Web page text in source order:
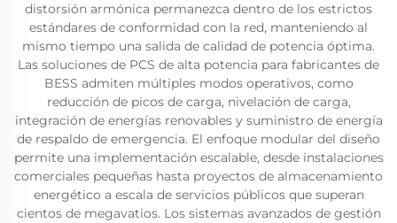
distorsión armónica permanezca dentro de los estrictos
estándares de conformidad con la red, manteniendo al
mismo tiempo una salida de calidad de potencia óptima.
Las soluciones de PCS de alta potencia para fabricantes de
BESS admiten múltiples modos operativos, como
reducción de picos de carga, nivelación de carga,
integración de energías renovables y suministro de energía
de respaldo de emergencia. El enfoque modular del diseño
permite una implementación escalable, desde instalaciones
comerciales pequeñas hasta proyectos de almacenamiento
energético a escala de servicios públicos que superan
cientos de megavatios. Los sistemas avanzados de gestión